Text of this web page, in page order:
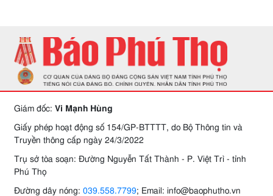
Giám đốc: Vi Mạnh Hùng
Giấy phép hoạt động số 154/GP-BTTTT, do Bộ Thông tin và
Truyền thông cấp ngày 24/3/2022
Trụ sở tòa soạn: Đường Nguyễn Tất Thành - P. Việt Trì - tỉnh
Phú Thọ
Đường dây nóng: 039.558.7799; Email: info@baophutho.vn